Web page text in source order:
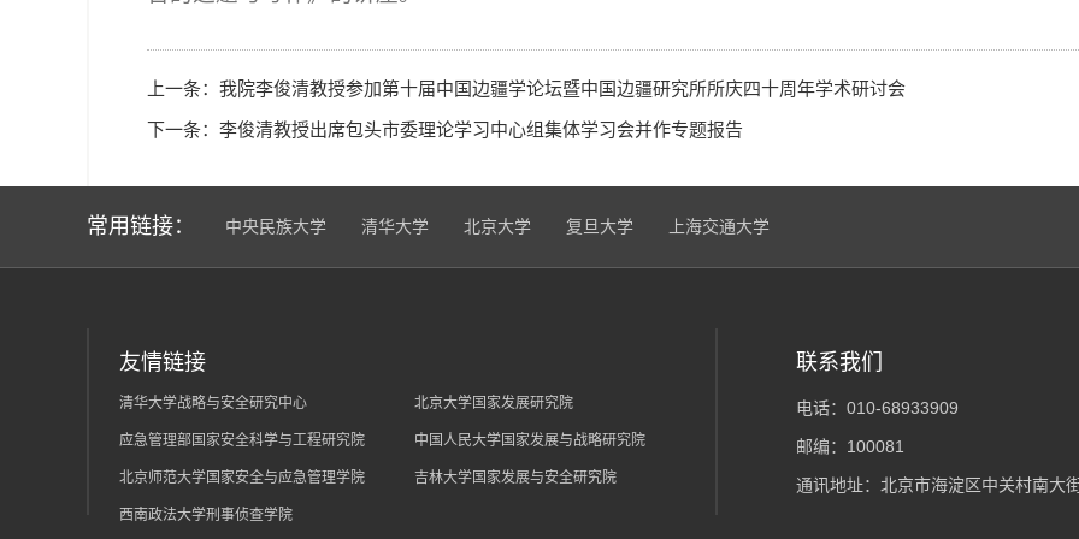
上一条： 我院李俊清教授参加第十届中国边疆学论坛暨中国边疆研究所所庆四十周年学术研讨会
下一条： 李俊清教授出席包头市委理论学习中心组集体学习会并作专题报告
常用链接： 中央民族大学 清华大学 北京大学 复旦大学 上海交通大学
友情链接
清华大学战略与安全研究中心 北京大学国家发展研究院
应急管理部国家安全科学与工程研究院 中国人民大学国家发展与战略研究院
北京师范大学国家安全与应急管理学院 吉林大学国家发展与安全研究院
西南政法大学刑事侦查学院
联系我们
电话：010-68933909
邮编：100081
通讯地址：北京市海淀区中关村南大